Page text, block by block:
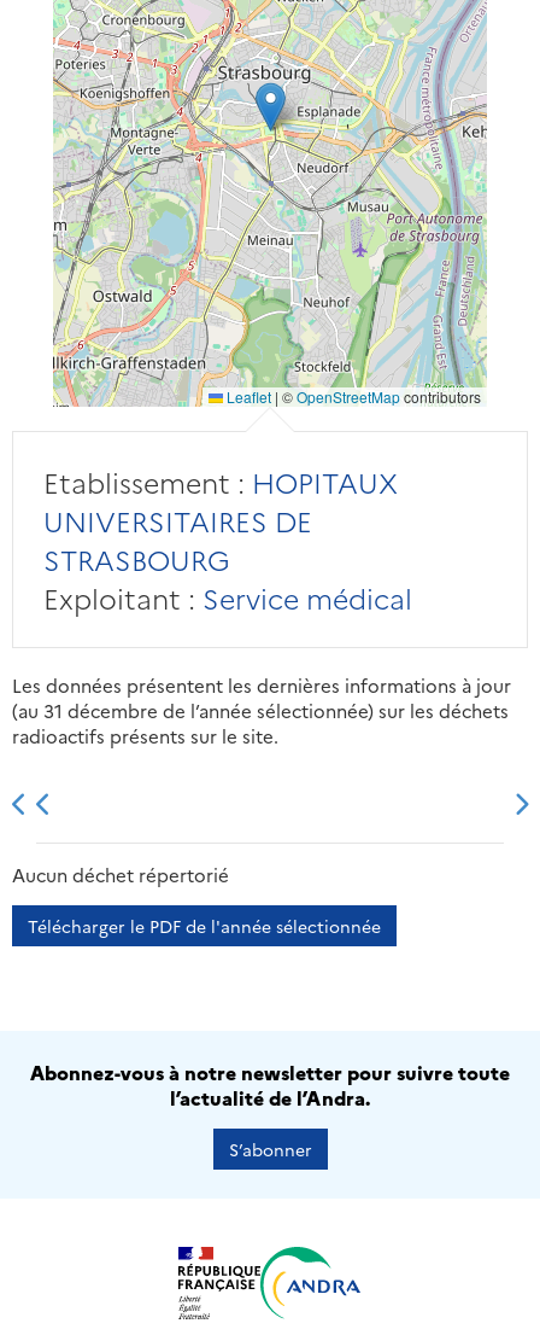
Leaflet | ©OpenStreetMapcontributors
Etablissement : HOPITAUX
UNIVERSITAIRES DE
STRASBOURG
Exploitant : Service médical
Les données présentent les dernières informations à jour
(au 31 décembre de l’année sélectionnée) sur les déchets
radioactifs présents sur le site.
2013 2014
Aucun déchet répertorié
Télécharger le PDF de l'année sélectionnée
Abonnez-vous à notre newsletter pour suivre toute
l’actualité de l’Andra.
S’abonner